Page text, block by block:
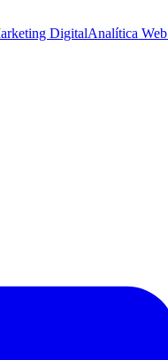
DigitalAnalítica Web